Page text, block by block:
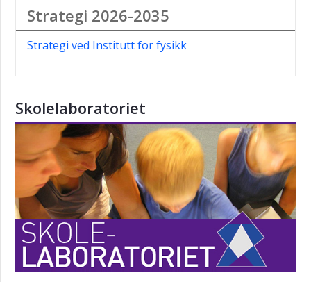
Strategi 2026-2035
Strategi ved Institutt for fysikk
Skolelaboratoriet